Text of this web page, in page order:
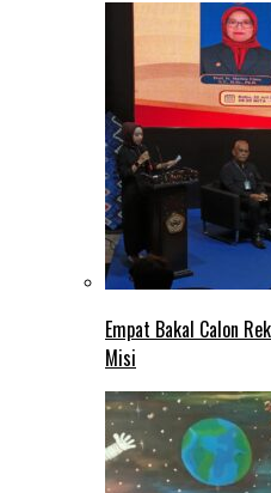
Empat Bakal Calon
Misi